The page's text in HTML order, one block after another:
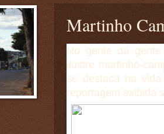
Martinho
No gente da
ilustre martinho-
se destaca na
reportagem exibida